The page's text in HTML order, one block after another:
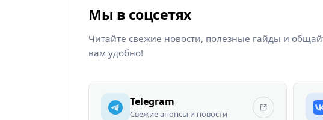
Мы в соцсетях
Читайте свежие новости, полезные гайды и
вам удобно!
Telegram
Свежие анонсы и новости